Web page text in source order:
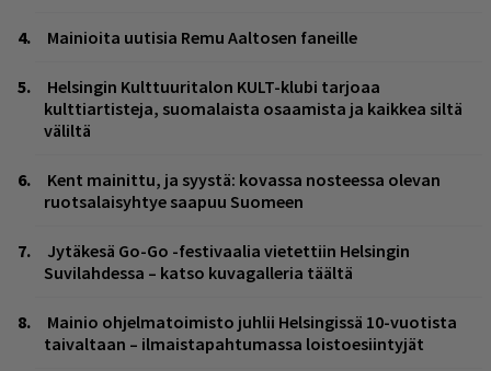
Mainioita uutisia Remu Aaltosen faneille
Helsingin Kulttuuritalon KULT-klubi tarjoaa
kulttiartisteja, suomalaista osaamista ja kaikkea siltä
väliltä
Kent mainittu, ja syystä: kovassa nosteessa olevan
ruotsalaisyhtye saapuu Suomeen
Jytäkesä Go-Go -festivaalia vietettiin Helsingin
Suvilahdessa – katso kuvagalleria täältä
Mainio ohjelmatoimisto juhlii Helsingissä 10-vuotista
taivaltaan – ilmaistapahtumassa loistoesiintyjät